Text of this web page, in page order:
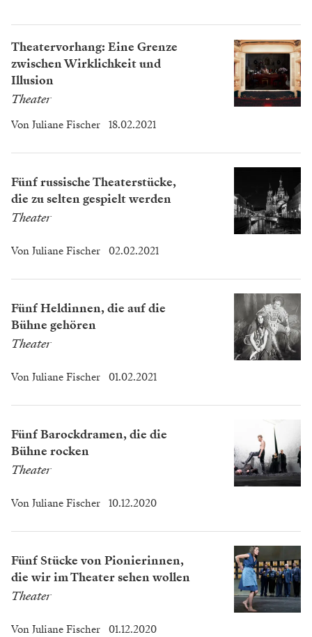
Theatervorhang: Eine Grenze
zwischen Wirklichkeit und
Illusion
Theater
Von Juliane Fischer 18.02.2021
Fünf russische Theaterstücke,
die zu selten gespielt werden
Theater
Von Juliane Fischer 02.02.2021
Fünf Heldinnen, die auf die
Bühne gehören
Theater
Von Juliane Fischer 01.02.2021
Fünf Barockdramen, die die
Bühne rocken
Theater
Von Juliane Fischer 10.12.2020
Fünf Stücke von Pionierinnen,
die wir im Theater sehen wollen
Theater
Von Juliane Fischer 01.12.2020